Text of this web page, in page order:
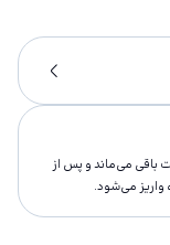
باقى مى‌ماند و پس از
واريز مى‌شود.